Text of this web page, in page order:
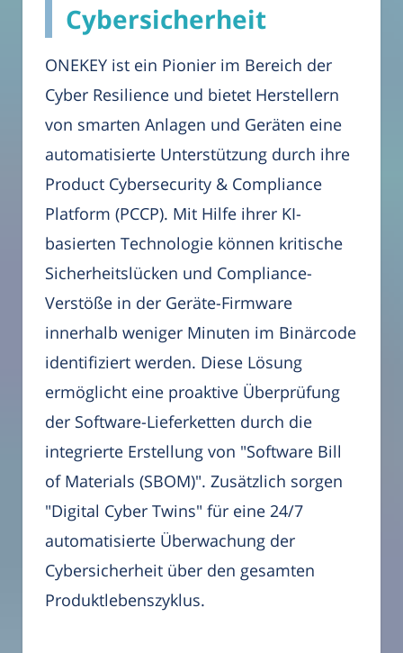
Cybersicherheit
ONEKEY ist ein Pionier im Bereich der
Cyber Resilience und bietet Herstellern
von smarten Anlagen und Geräten eine
automatisierte Unterstützung durch ihre
Product Cybersecurity & Compliance
Platform (PCCP). Mit Hilfe ihrer KI-
basierten Technologie können kritische
Sicherheitslücken und Compliance-
Verstöße in der Geräte-Firmware
innerhalb weniger Minuten im Binärcode
identifiziert werden. Diese Lösung
ermöglicht eine proaktive Überprüfung
der Software-Lieferketten durch die
integrierte Erstellung von "Software Bill
of Materials (SBOM)". Zusätzlich sorgen
"Digital Cyber Twins" für eine 24/7
automatisierte Überwachung der
Cybersicherheit über den gesamten
Produktlebenszyklus.